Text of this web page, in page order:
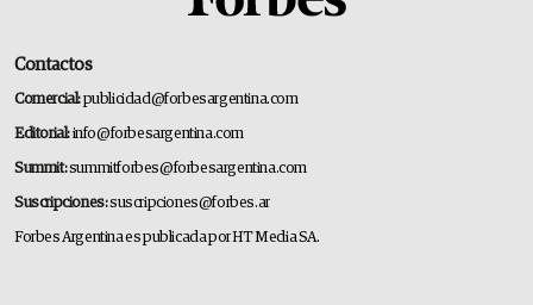
Contactos
Comercial:publicidad@forbesargentina.com
Editorial:info@forbesargentina.com
Summit:summitforbes@forbesargentina.com
Suscripciones:suscripciones@forbes.ar
Forbes Argentina es publicada por HT Media SA.